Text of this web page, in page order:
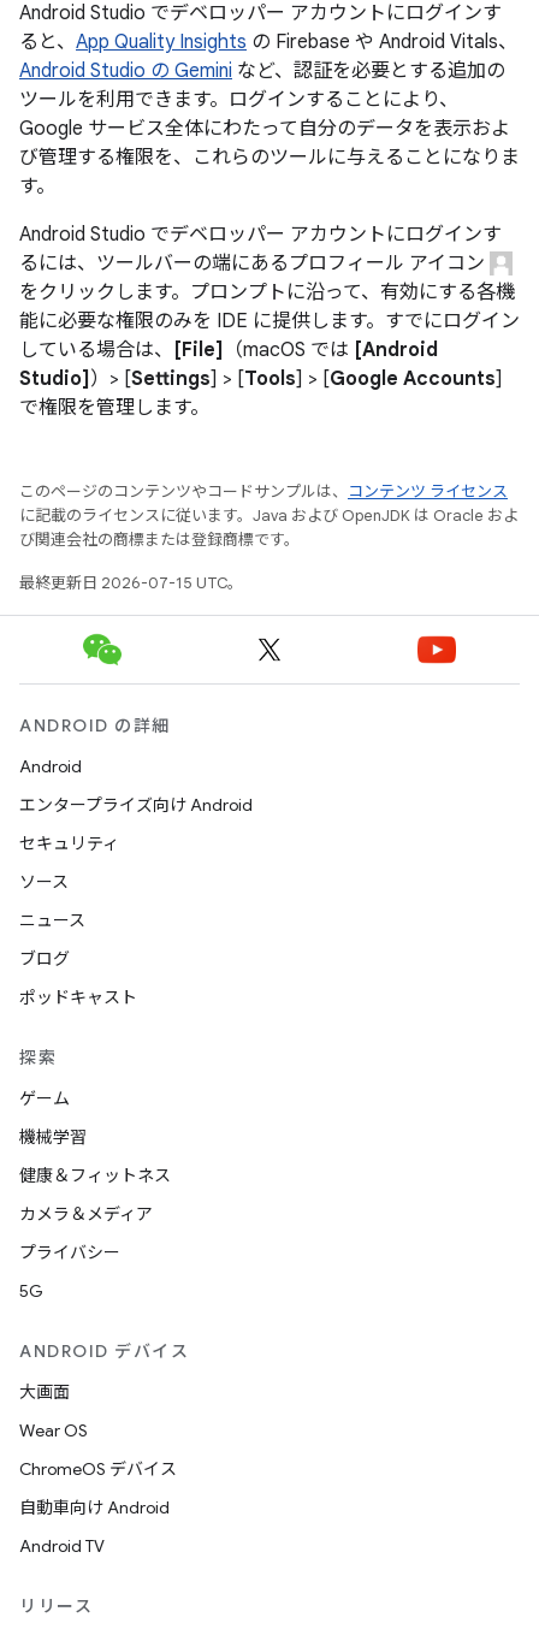
Android Studio でデベロッパー アカウントにログインす
ると、 App Quality Insights の Firebase や Android Vitals、
Android Studio の Gemini など、認証を必要とする追加の
ツールを利用できます。ログインすることにより、
Google サービス全体にわたって自分のデータを表示およ
び管理する権限を、これらのツールに与えることになりま
す。
Android Studio でデベロッパー アカウントにログインす
るには、ツールバーの端にあるプロフィール アイコン
をクリックします。プロンプトに沿って、有効にする各機
能に必要な権限のみを IDE に提供します。すでにログイン
している場合は、
[File] （macOS では [Android
Studio] ）> [Settings] > [Tools] > [Google Accounts]
で権限を管理します。
このページのコンテンツやコードサンプルは、
コンテンツ ライセンス
に記載のライセンスに従います。Java および OpenJDK は Oracle およ
び関連会社の商標または登録商標です。
最終更新日 2026-07-15 UTC。
ANDROID の詳細
Android
エンタープライズ向け Android
セキュリティ
ソース
ニュース
ブログ
ポッドキャスト
探索
ゲーム
機械学習
健康＆フィットネス
カメラ＆メディア
プライバシー
5G
ANDROID デバイス
大画面
Wear OS
ChromeOS デバイス
自動車向け Android
Android TV
リリース